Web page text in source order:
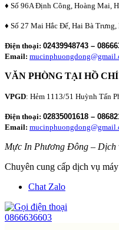
♦ Số 96A Định Công, Hoàng Mai,
♦ Số 27 Mai Hắc Đế, Hai Bà Trưng,
Điện thoại: 02439948743 –
Email:
VĂN PHÒNG TẠI HỒ
VPGD: Hẻm 1113/51 Huỳnh Tấn
Điện thoại: 02835001618 –
Email:
Mực In Phương Đông – Dịch
Chuyên cung cấp dịch vụ
Chat Zalo
0866636603